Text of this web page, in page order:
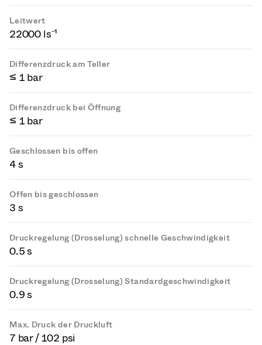
Leitwert
22000 ls⁻¹
Differenzdruck am Teller
≤ 1 bar
Differenzdruck bei Öffnung
≤ 1 bar
Geschlossen bis offen
4 s
Offen bis geschlossen
3 s
Druckregelung (Drosselung) schnelle Geschwindigkeit
0.5 s
Druckregelung (Drosselung) Standardgeschwindigkeit
0.9 s
Max. Druck der Druckluft
7 bar / 102 psi